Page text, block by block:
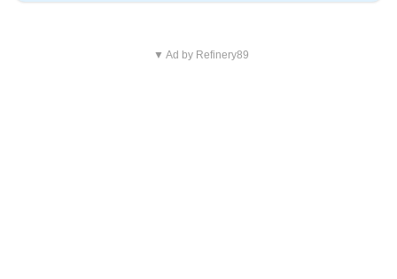
▼ Ad by Refinery89